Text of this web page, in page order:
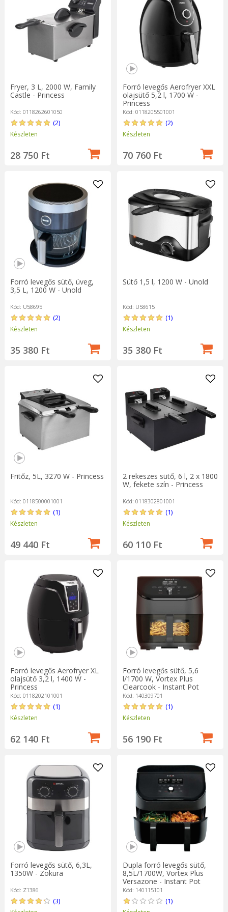
Fryer, 3 L, 2000 W, Family
Castle - Princess
Kód: 0118262601050
(2)
Készleten
28 750 Ft
Forró levegős Aerofryer XXL
olajsütő 5,2 l, 1700 W -
Princess
Kód: 0118205501001
(2)
Készleten
70 760 Ft
Forró levegős sütő, üveg,
3,5 L, 1200 W - Unold
Kód: U58695
(2)
Készleten
35 380 Ft
Sütő 1,5 l, 1200 W - Unold
Kód: U58615
(1)
Készleten
35 380 Ft
Fritőz, 5L, 3270 W - Princess
Kód: 0118500001001
(1)
Készleten
49 440 Ft
2 rekeszes sütő, 6 l, 2 x 1800
W, fekete szín - Princess
Kód: 0118302801001
(1)
Készleten
60 110 Ft
Forró levegős Aerofryer XL
olajsütő 3,2 l, 1400 W -
Princess
Kód: 0118202101001
(1)
Készleten
62 140 Ft
Forró levegős sütő, 5,6
l/1700 W, Vortex Plus
Clearcook - Instant Pot
Kód: 140309701
(1)
Készleten
56 190 Ft
Forró levegős sütő, 6,3L,
1350W - Zokura
Kód: Z1386
(3)
Dupla forró levegős sütő,
8,5L/1700W, Vortex Plus
Versazone - Instant Pot
Kód: 140115101
(1)